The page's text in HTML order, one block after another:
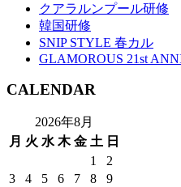
クアラルンプール研修
韓国研修
SNIP STYLE 春カル
GLAMOROUS 21st
CALENDAR
2026年8月
月 火 水 木 金 土 日
1
2
3
4 5 6 7 8
9